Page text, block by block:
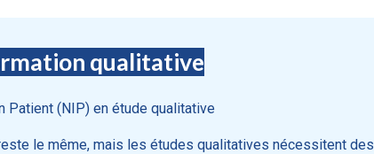
qualitative
Patient (NIP) en étude qualitative
le même, mais les études qualitatives nécessitent des